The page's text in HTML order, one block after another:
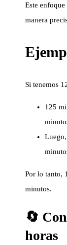
Este
manera
Si tenemos
125
Por lo tanto,
minutos.
🔄
horas